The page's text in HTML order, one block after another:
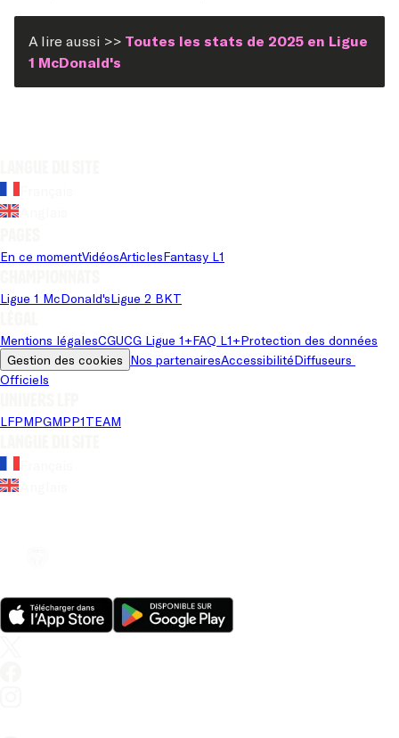
A lire aussi >> Toutes les stats de 2025 en Ligue
1 McDonald's
En ce momentVidéosArticlesFantasy L1
Ligue 1 McDonald'sLigue 2 BKT
Mentions légalesCGUCG Ligue 1+FAQ L1+Protection des données
Gestion des cookies Nos partenairesAccessibilitéDiffuseurs
Officiels
LFPMPGMPP1TEAM